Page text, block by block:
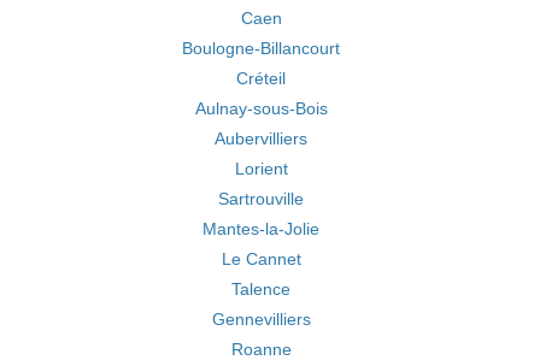
Caen
Boulogne-Billancourt
Créteil
Aulnay-sous-Bois
Aubervilliers
Lorient
Sartrouville
Mantes-la-Jolie
Le Cannet
Talence
Gennevilliers
Roanne